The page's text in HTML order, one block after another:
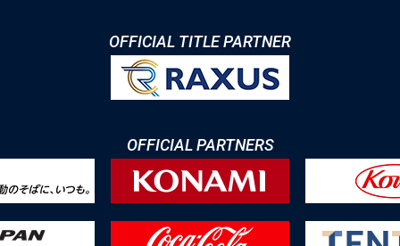
OFFICIAL TITLE PARTNER
OFFICIAL PARTNERS